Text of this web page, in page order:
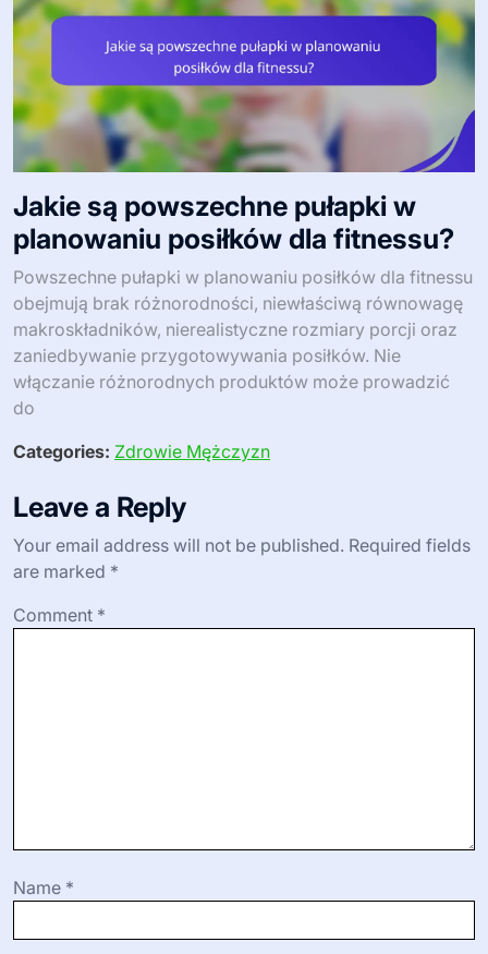
Jakie są powszechne pułapki w
planowaniu posiłków dla fitnessu?
Powszechne pułapki w planowaniu posiłków dla fitnessu
obejmują brak różnorodności, niewłaściwą równowagę
makroskładników, nierealistyczne rozmiary porcji oraz
zaniedbywanie przygotowywania posiłków. Nie
włączanie różnorodnych produktów może prowadzić
do
Categories: Zdrowie Mężczyzn
Leave a Reply
Your email address will not be published. Required fields
are marked *
Comment *
Name *